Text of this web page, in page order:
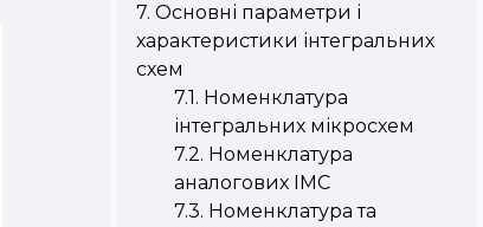
7. Основні параметри і
характеристики інтегральних
схем
7.1. Номенклатура
інтегральних мікросхем
7.2. Номенклатура
аналогових ІМС
7.3. Номенклатура та